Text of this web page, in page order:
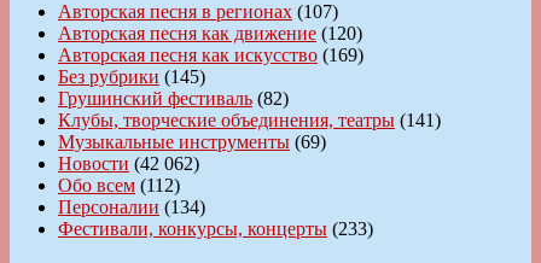
Авторская песня в регионах (107)
Авторская песня как движение (120)
Авторская песня как искусство (169)
Без рубрики (145)
Грушинский фестиваль (82)
Клубы, творческие объединения, театры (141)
Музыкальные инструменты (69)
Новости (42 062)
Обо всем (112)
Персоналии (134)
Фестивали, конкурсы, концерты (233)